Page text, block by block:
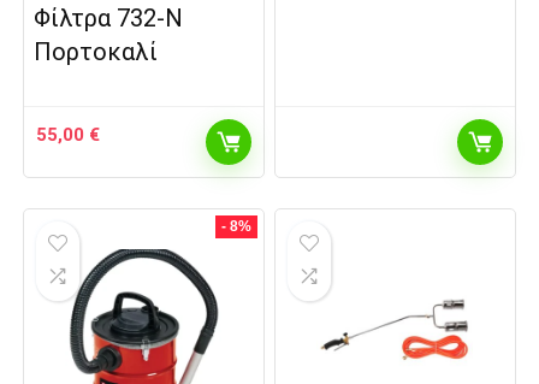
Φίλτρα 732-N
Πορτοκαλί
55,00 €
- 8%